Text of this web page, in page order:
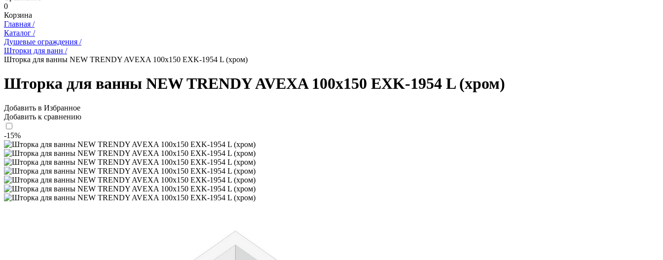
0
Корзина
Главная /
Каталог /
Душевые ограждения /
Шторки для ванн /
Шторка для ванны NEW TRENDY AVEXA 100x150 EXK-1954 L (хром)
Шторка для ванны NEW TRENDY AVEXA 100x150 EXK-1954 L (хром)
Добавить в Избранное
Добавить к сравнению
-15%